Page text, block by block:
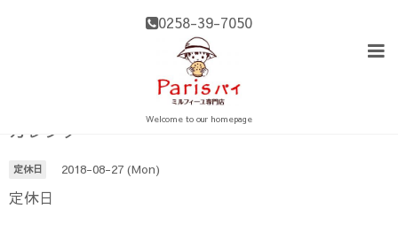
0258-39-7050
Welcome to our homepage
カレンダー
定休日 2018-08-27 (Mon)
定休日